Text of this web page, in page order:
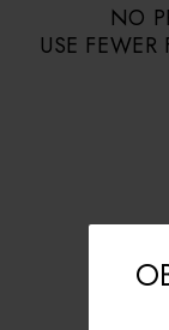
NO
USE FEWER